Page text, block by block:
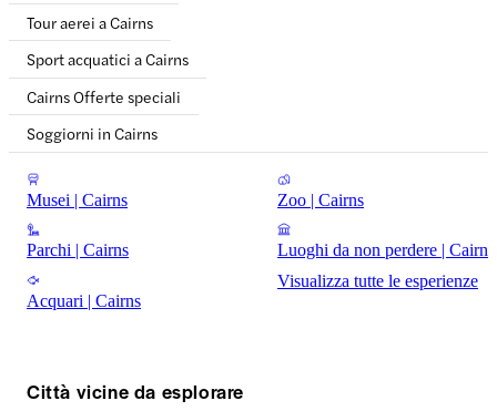
Tour aerei a Cairns
Sport acquatici a Cairns
Cairns Offerte speciali
Soggiorni in Cairns
Musei | Cairns Zoo | Cairns
Parchi | Cairns Luoghi da non perdere | Cairns
Acquari | Cairns
Visualizza tutte le esperienze
Città vicine da esplorare